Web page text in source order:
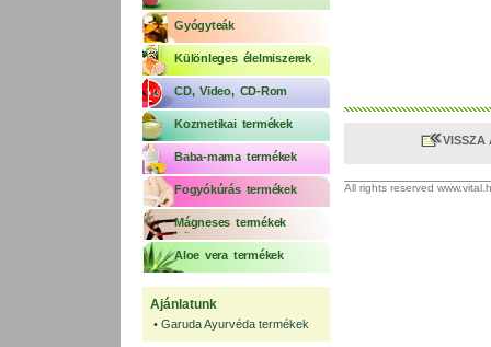
Gyógyteák
Különleges élelmiszerek
CD, Video, CD-Rom
Kozmetikai termékek
Baba-mama termékek
Fogyókúrás termékek
Mágneses termékek
Aloe vera termékek
Ajánlatunk
• Garuda Ayurvéda termékek
VISSZA
All rights reserved